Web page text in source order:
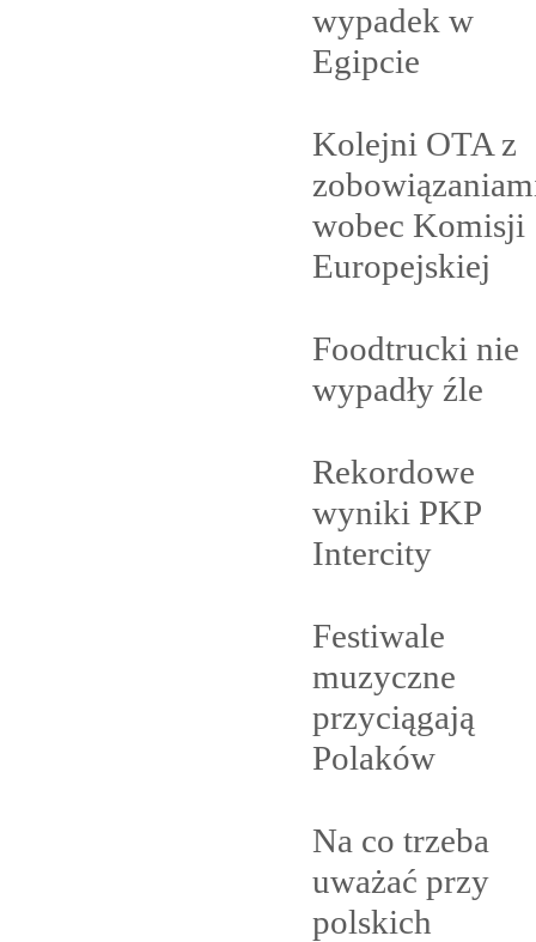
wypadek w
Egipcie
Kolejni OTA z
wobec Komisji
Europejskiej
Foodtrucki nie
wypadły źle
Rekordowe
wyniki PKP
Intercity
Festiwale
muzyczne
przyciągają
Polaków
Na co trzeba
uważać przy
polskich